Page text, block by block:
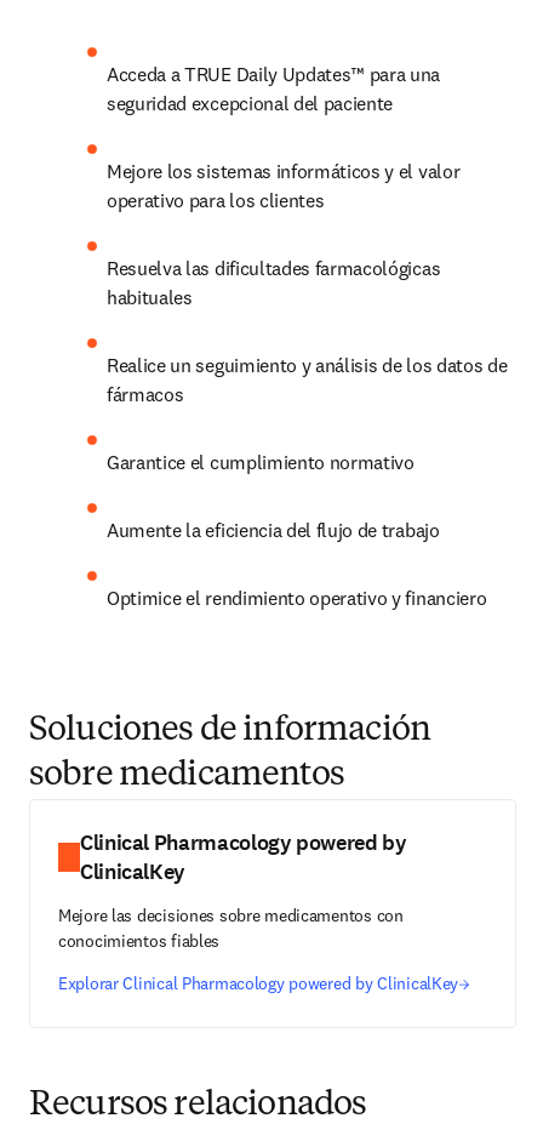
Acceda a TRUE Daily Updates™ para una
seguridad excepcional del paciente
Mejore los sistemas informáticos y el valor
operativo para los clientes
Resuelva las dificultades farmacológicas
habituales
Realice un seguimiento y análisis de los datos de
fármacos
Garantice el cumplimiento normativo
Aumente la eficiencia del flujo de trabajo
Optimice el rendimiento operativo y financiero
Soluciones de información
sobre medicamentos
Clinical Pharmacology powered by
ClinicalKey
Mejore las decisiones sobre medicamentos con
conocimientos fiables
Explorar Clinical Pharmacology powered by ClinicalKey
Recursos relacionados